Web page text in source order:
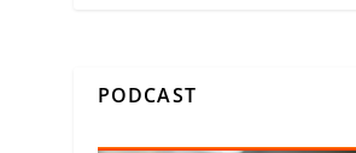
PODCAST